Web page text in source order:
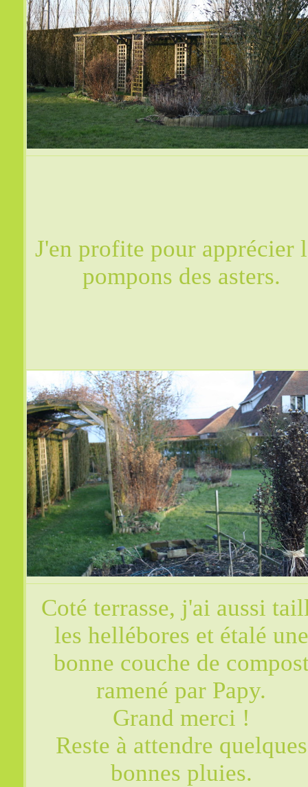
J'en profite pour apprécier
pompons des asters.
Coté terrasse, j'ai aussi
les hellébores et étalé une
bonne couche de
ramené par Papy.
Grand merci !
Reste à attendre quelques
bonnes pluies.